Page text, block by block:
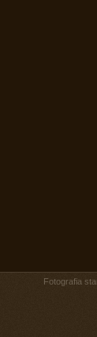
Fotografia